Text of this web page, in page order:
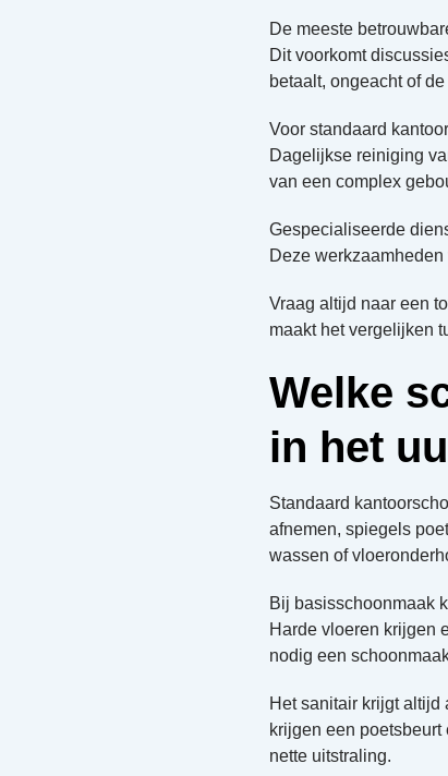
De meeste
Dit voorkomt
betaalt, ongeacht of
Voor standaard
Dagelijkse reiniging
van een complex
Gespecialiseerde
Deze
Vraag altijd naar een
maakt het vergelijken
Welke
in het
Standaard
afnemen, spiegels
wassen of
Bij basisschoonmaak
Harde vloeren krijgen
nodig een
Het sanitair krijgt
krijgen een
nette uitstraling.